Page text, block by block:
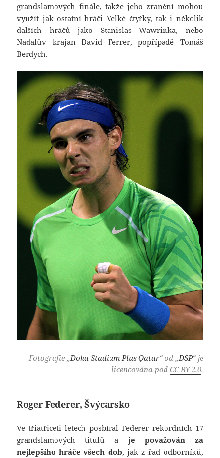
grandslamových finále, takže jeho zranění mohou
využít jak ostatní hráči Velké čtyřky, tak i několik
dalších hráčů jako Stanislas Wawrinka, nebo
Nadalův krajan David Ferrer, popřípadě Tomáš
Berdych.
Fotografie „Doha Stadium Plus Qatar“ od „DSP“ je
licencována pod CC BY 2.0.
Roger Federer, Švýcarsko
Ve třiatřiceti letech posbíral Federer rekordních 17
grandslamových titulů a je považován za
nejlepšího hráče všech dob, jak z řad odborníků,